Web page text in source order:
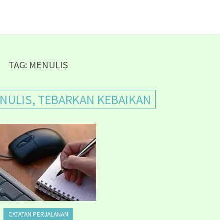
TAG: MENULIS
TEBARKAN KEBAIKAN
CATATAN PERJALANAN